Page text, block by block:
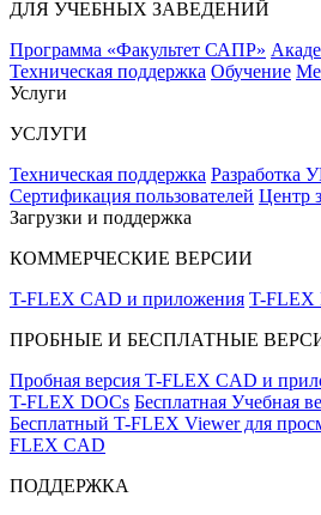
ДЛЯ УЧЕБНЫХ ЗАВЕДЕНИЙ
Программа «Факультет САПР»
Техническая поддержка Обучение
Услуги
УСЛУГИ
Техническая поддержка Разработка
Сертификация пользователей Центр
Загрузки и поддержка
КОММЕРЧЕСКИЕ ВЕРСИИ
T-FLEX CAD и приложения T-FLEX
ПРОБНЫЕ И БЕСПЛАТНЫЕ
Пробная версия T-FLEX CAD и
T-FLEX DOCs Бесплатная Учебная
Бесплатный T-FLEX Viewer для
FLEX CAD
ПОДДЕРЖКА